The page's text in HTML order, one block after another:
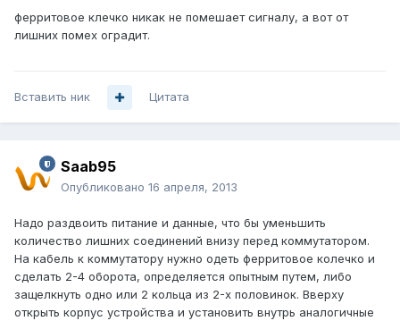
ферритовое клечко никак не помешает сигналу, а вот от
лишних помех оградит.
Вставить ник Цитата
Saab95
Опубликовано 16 апреля, 2013
Надо раздвоить питание и данные, что бы уменьшить
количество лишних соединений внизу перед коммутатором.
На кабель к коммутатору нужно одеть ферритовое колечко и
сделать 2-4 оборота, определяется опытным путем, либо
защелкнуть одно или 2 кольца из 2-х половинок. Вверху
открыть корпус устройства и установить внутрь аналогичные